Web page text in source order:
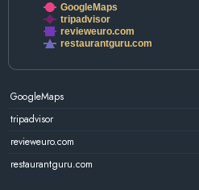
GoogleMaps
tripadvisor
revieweuro.com
restaurantguru.com
GoogleMaps
tripadvisor
revieweuro.com
restaurantguru.com